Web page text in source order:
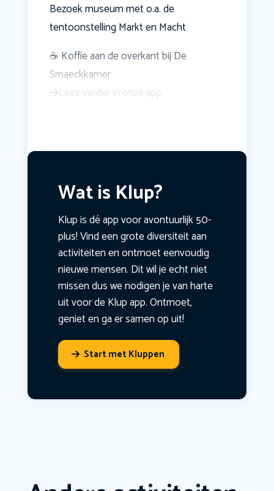
Bezoek museum met o.a. de
tentoonstelling Markt en Macht
☕ Koffie aan de overkant bij De
Smaeckkamer
Lees verder in onze app
Wat is Klup?
Klup is dé app voor avontuurlijk 50-
plus! Vind een grote diversiteit aan
activiteiten en ontmoet eenvoudig
nieuwe mensen. Dit wil je echt niet
missen dus we nodigen je van harte
uit voor de Klup app. Ontmoet,
geniet en ga er samen op uit!
Start met Kluppen